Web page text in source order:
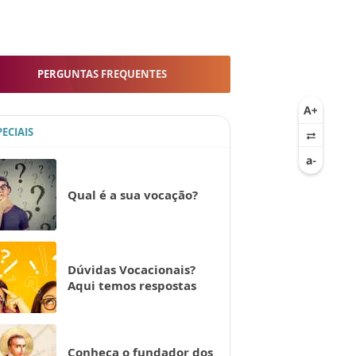
PERGUNTAS FREQUENTES
Qual é a sua vocação?
Dúvidas Vocacionais?
Aqui temos respostas
Conheça o fundador dos